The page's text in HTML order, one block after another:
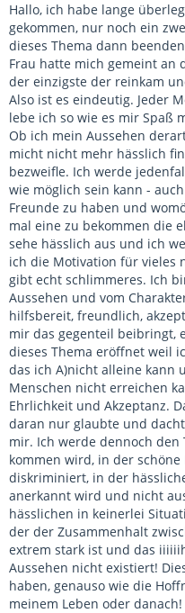
Hallo, ich habe lange
gekommen, nur noch ein
dieses Thema dann
Frau hatte mich gemeint an
der einzigste der reinkam
Also ist es eindeutig. Jeder
lebe ich so wie es mir Spaß
Ob ich mein Aussehen
micht nicht mehr hässlich
bezweifle. Ich werde
wie möglich sein kann -
Freunde zu haben und
mal eine zu bekommen die
sehe hässlich aus und ich
ich die Motivation für vieles
gibt echt schlimmeres. Ich
Aussehen und vom
hilfsbereit, freundlich,
mir das gegenteil beibringt,
dieses Thema eröffnet weil
das ich A)nicht alleine kann
Menschen nicht erreichen
Ehrlichkeit und Akzeptanz.
daran nur glaubte und
mir. Ich werde dennoch den
kommen wird, in der
diskriminiert, in der
anerkannt wird und nicht
hässlichen in keinerlei
der der Zusammenhalt
extrem stark ist und das
Aussehen nicht existiert!
haben, genauso wie die
meinem Leben oder